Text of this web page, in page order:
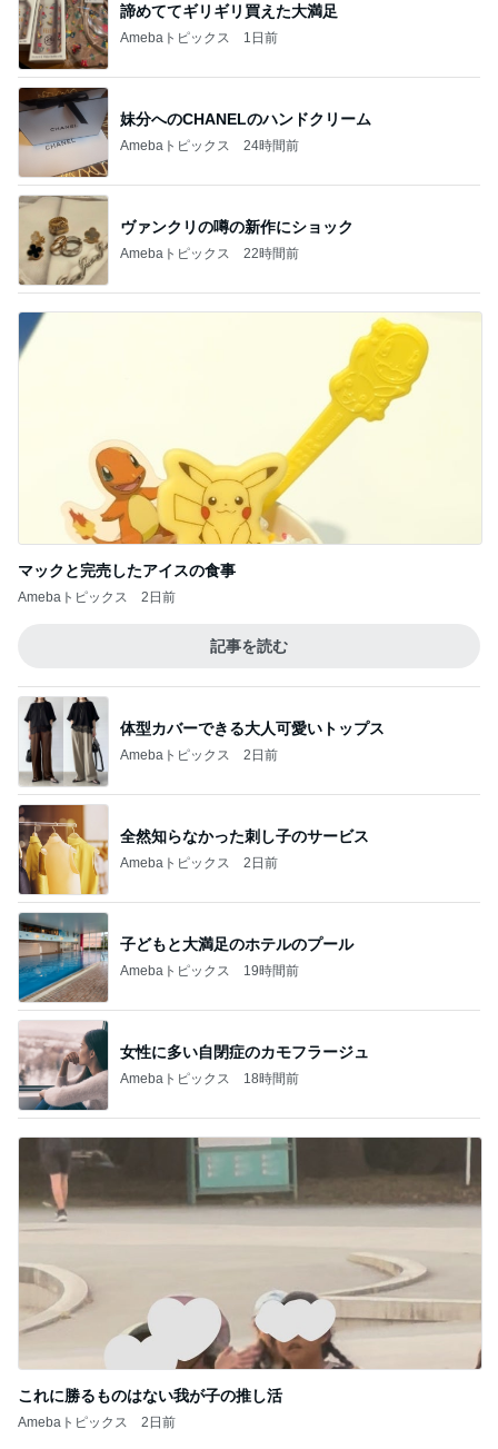
諦めててギリギリ買えた大満足
Amebaトピックス 1日前
妹分へのCHANELのハンドクリーム
Amebaトピックス 24時間前
ヴァンクリの噂の新作にショック
Amebaトピックス 22時間前
マックと完売したアイスの食事
Amebaトピックス 2日前
記事を読む
体型カバーできる大人可愛いトップス
Amebaトピックス 2日前
全然知らなかった刺し子のサービス
Amebaトピックス 2日前
子どもと大満足のホテルのプール
Amebaトピックス 19時間前
女性に多い自閉症のカモフラージュ
Amebaトピックス 18時間前
これに勝るものはない我が子の推し活
Amebaトピックス 2日前